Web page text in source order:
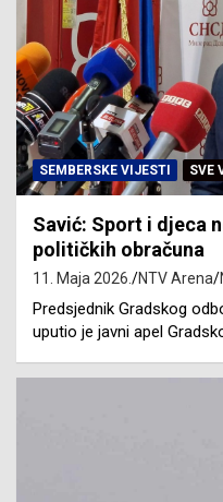
SEMBERSKE VIJESTI SVE
Savić: Sport i djeca
političkih obračuna
11. Maja 2026. NTV Arena
Predsjednik Gradskog
uputio je javni apel